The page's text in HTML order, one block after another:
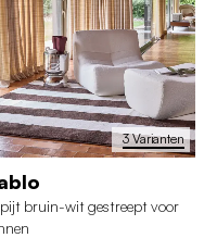
3 Varianten
bruin-wit gestreept voor